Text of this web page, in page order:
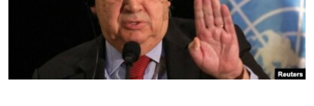
ᲡᲢᲣᲓᲘᲐ ᲕᲐᲨᲘᲜᲒᲢᲝᲜᲘ
ᲯᲐᲜᲛᲠᲗᲔᲚᲝᲑᲐ
ᲛᲔᲪᲜᲘᲔᲠᲔᲑᲐ
Learning English
ᲗᲕᲐᲚᲘ ᲒᲕᲐᲓᲔᲕᲜᲔᲗ